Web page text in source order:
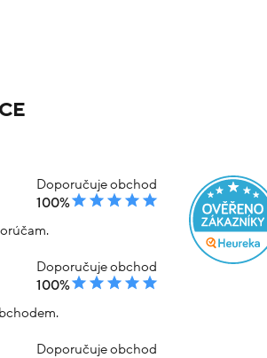
Doporučuje obchod
100%
Doporučuje obchod
100%
Doporučuje obchod